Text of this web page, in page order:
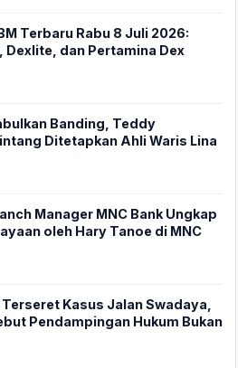
Dexlite, dan Pertamina Dex
Ditetapkan Ahli Waris Lina
oleh Hary Tanoe di MNC
Pendampingan Hukum Bukan